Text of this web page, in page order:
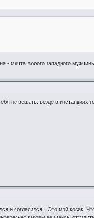
- мечта любого западного
не вешать. везде в инстанциях
и согласился... Это мой косяк.